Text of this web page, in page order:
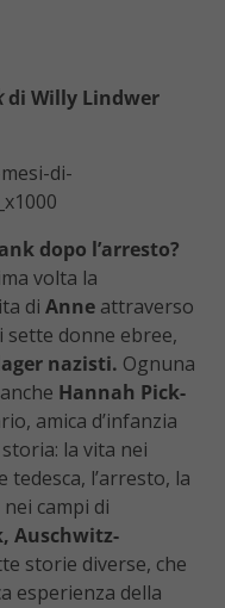
di Willy Lindwer
dopo l’arresto?
volta la
di Anne attraverso
sette donne ebree,
nazisti. Ognuna
Hannah Pick-
amica d’infanzia
la vita nei
tedesca, l’arresto, la
campi di
Auschwitz-
storie diverse, che
esperienza della